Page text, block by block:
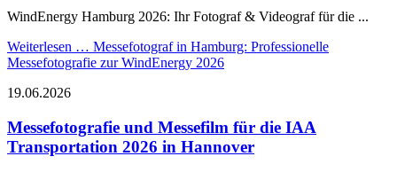
WindEnergy Hamburg 2026: Ihr Fotograf & Videograf für die ...
Weiterlesen … Messefotograf in Hamburg: Professionelle
Messefotografie zur WindEnergy 2026
19.06.2026
Messefotografie und Messefilm für die IAA
Transportation 2026 in Hannover